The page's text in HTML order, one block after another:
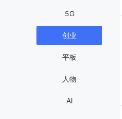
5G
创业
平板
人物
AI